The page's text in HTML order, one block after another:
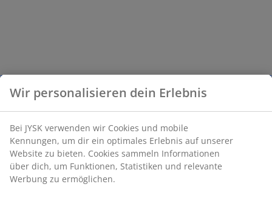
Wir personalisieren dein Erlebnis
Bei JYSK verwenden wir Cookies und mobile
Kennungen, um dir ein optimales Erlebnis auf unserer
Website zu bieten. Cookies sammeln Informationen
über dich, um Funktionen, Statistiken und relevante
Werbung zu ermöglichen.